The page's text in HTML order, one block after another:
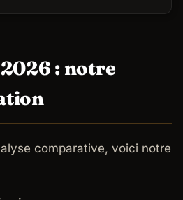
: notre
comparative, voici notre